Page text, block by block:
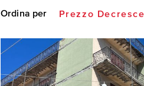
Ordina per Prezzo